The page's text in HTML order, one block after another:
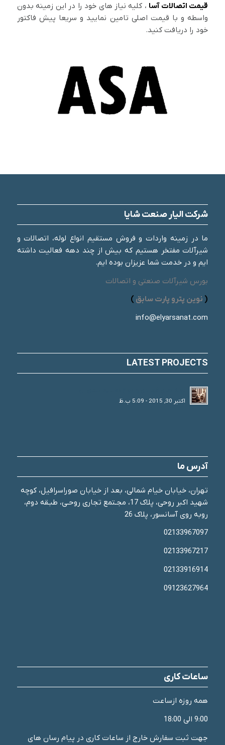
قیمت اتصالات آسا ، کلیه نیاز های خود را در این زمینه بدون
واسطه و با قیمت اصلی تامین نمایید و سریعا پیش فاکتور
خود را دریافت کنید.
شرکت الیار صنعت شایا
ما در زمینه واردات و فروش مستقیم انواع لوله، اتصالات و
شیرآلات مفتخر هستیم که بیش از چند دهه فعالیت داشته
ایم و در خدمت شما عزیزان بوده ایم.
بورس شیرآلات صنعتی و اتصالات
( نوین پترو پارت سابق )
info@elyarsanat.com
LATEST PROJECTS
اکتبر 30, 2015 - 5:09 ب.ظ
آدرس ما
تهران، خیابان خیام شمالی، بعد از خیابان صوراسرافیل، کوچه
شهید اکبر روحی، پلاک 17، مجـتمع تجاری روحـی، طبـقه دوم،
روبه روی آسانسور، پلاک 26
02133967097
02133967217
02133916914
09123627964
ساعات کاری
همه روزه ازساعت
9:00 الی 18:00
جهت ثبت سفارش خارج از ساعات کاری در پیام رسان های